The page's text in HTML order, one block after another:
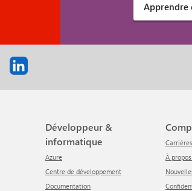
Apprendre
Développeur &
informatique
Azure
Centre de développement
Documentation
Carrières
À